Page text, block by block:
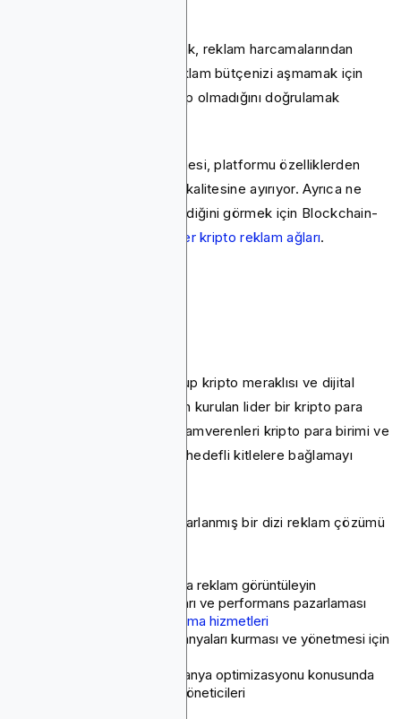
Bir kripto reklamvereni olarak, reklam harcamalarından
olumlu bir getiri olmadan reklam bütçenizi aşmamak için
tüm bu rakamların doğru olup olmadığını doğrulamak
Bu ayrıntılı Bitmedia incelemesi, platformu özelliklerden
reklam biçimlerine ve trafik kalitesine ayırıyor. Ayrıca ne
kadar iyi performans gösterdiğini görmek için Blockchain-
diğer kripto reklam ağları.
Bitmedia, 2014 yılında bir grup kripto meraklısı ve dijital
pazarlama uzmanı tarafından kurulan lider bir kripto para
reklam ağıdır. Bitmedia, reklamverenleri kripto para birimi ve
blok zinciri alanında yüksek hedefli kitlelere bağlamayı
Bitmedia, kripto pazarına uyarlanmış bir dizi reklam çözümü
Kripto web siteleri ağında reklam görüntüleyin
Markalaşma kampanyaları ve performans pazarlaması
influencer pazarlama hizmetleri
Reklamverenlerin kampanyaları kurması ve yönetmesi için
Reklam verenlere kampanya optimizasyonu konusunda
yardımcı olacak hesap yöneticileri